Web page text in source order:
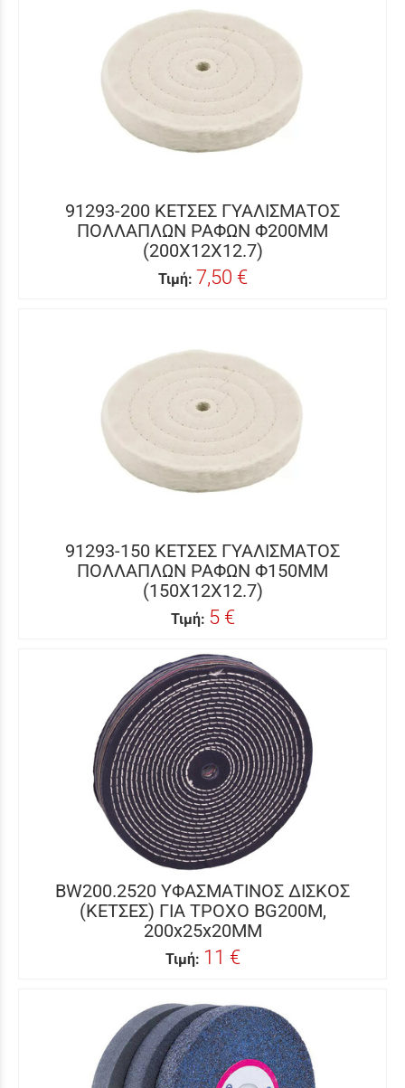
91293-200 ΚΕΤΣΕΣ ΓΥΑΛΙΣΜΑΤΟΣ
ΠΟΛΛΑΠΛΩΝ ΡΑΦΩΝ Φ200MM
(200X12X12.7)
Τιμή: 7,50 €
91293-150 ΚΕΤΣΕΣ ΓΥΑΛΙΣΜΑΤΟΣ
ΠΟΛΛΑΠΛΩΝ ΡΑΦΩΝ Φ150ΜΜ
(150X12X12.7)
Τιμή: 5 €
BW200.2520 ΥΦΑΣΜΑΤΙΝΟΣ ΔΙΣΚΟΣ
(ΚΕΤΣΕΣ) ΓΙΑ ΤΡΟΧΟ BG200M,
200x25x20MM
Τιμή: 11 €